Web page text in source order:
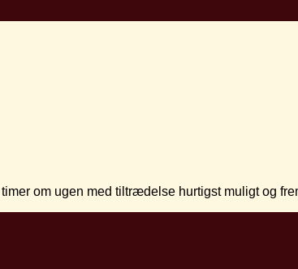
om ugen med tiltrædelse hurtigst muligt og